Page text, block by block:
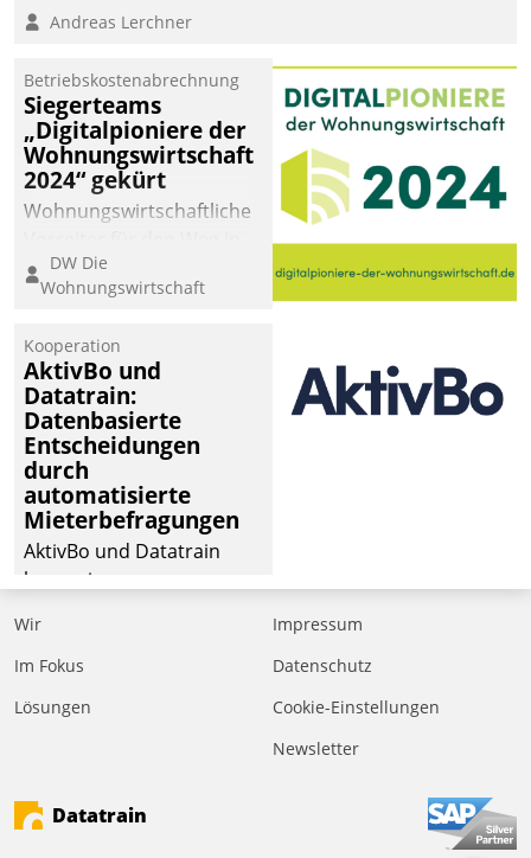
Andreas Lerchner
Betriebskostenabrechnung
Siegerteams
„Digitalpioniere der
Wohnungswirtschaft
2024“ gekürt
Wohnungswirtschaftliche
eine digitale Zukunft zu
finden, ist das Ziel des
der
Wohnungswirtschaft“.
Bewerben können sich
dafür ein Team
bestehend aus
Wohnungsunternehmen
und PropTech.
DW Die
Wohnungswirtschaft
Kooperation
AktivBo und
Datatrain:
Datenbasierte
Entscheidungen
durch
automatisierte
Mieterbefragungen
AktivBo und Datatrain
kooperieren –
profitieren: Die nahtlose
Integration der Lösungen
Datatrain ermöglicht
Mieterbefragungen – eine
starke Grundlage für
Wir
Im Fokus
Lösungen
Impressum
Datenschutz
Cookie-Einstellungen
Newsletter
Datatrain